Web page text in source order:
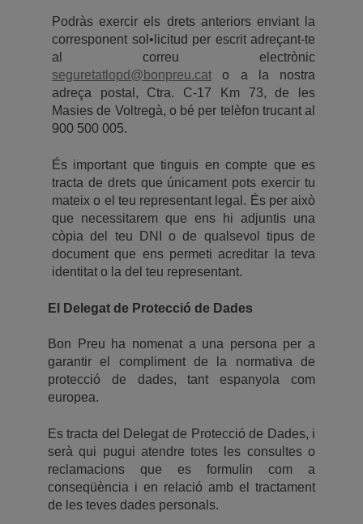
Podràs exercir els drets anteriors enviant la
corresponent sol•licitud per escrit adreçant-te
al correu electrònic
seguretatlopd@bonpreu.cat o a la nostra
adreça postal, Ctra. C-17 Km 73, de les
Masies de Voltregà, o bé per telèfon trucant al
900 500 005.
És important que tinguis en compte que es
tracta de drets que únicament pots exercir tu
mateix o el teu representant legal. És per això
que necessitarem que ens hi adjuntis una
còpia del teu DNI o de qualsevol tipus de
document que ens permeti acreditar la teva
identitat o la del teu representant.
El Delegat de Protecció de Dades
Bon Preu ha nomenat a una persona per a
garantir el compliment de la normativa de
protecció de dades, tant espanyola com
europea.
Es tracta del Delegat de Protecció de Dades, i
serà qui pugui atendre totes les consultes o
reclamacions que es formulin com a
conseqüència i en relació amb el tractament
de les teves dades personals.